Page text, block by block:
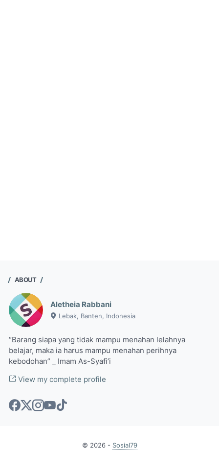
ABOUT
Aletheia Rabbani
Lebak, Banten, Indonesia
“Barang siapa yang tidak mampu menahan lelahnya
belajar, maka ia harus mampu menahan perihnya
kebodohan” _ Imam As-Syafi’i
View my complete profile
© 2026- Sosial79